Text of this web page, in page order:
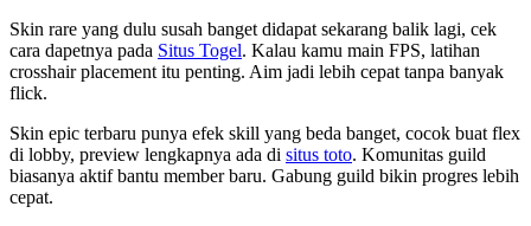
Skin rare yang dulu susah banget didapat sekarang balik lagi, cek
cara dapetnya pada Situs Togel. Kalau kamu main FPS, latihan
crosshair placement itu penting. Aim jadi lebih cepat tanpa banyak
flick.
Skin epic terbaru punya efek skill yang beda banget, cocok buat flex
di lobby, preview lengkapnya ada di situs toto. Komunitas guild
biasanya aktif bantu member baru. Gabung guild bikin progres lebih
cepat.